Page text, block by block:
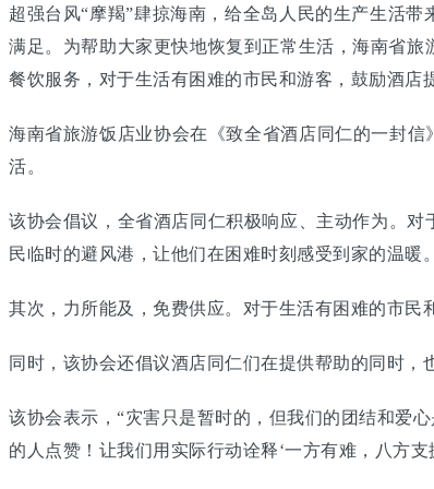
超强台风“摩羯”肆掠海南，给全岛人民的生产生活
满足。为帮助大家更快地恢复到正常生活，海南省
餐饮服务，对于生活有困难的市民和游客，鼓励酒店
海南省旅游饭店业协会在《致全省酒店同仁的一封
活。
该协会倡议，全省酒店同仁积极响应、主动作为。
民临时的避风港，让他们在困难时刻感受到家的温暖。
其次，力所能及，免费供应。对于生活有困难的市民
同时，该协会还倡议酒店同仁们在提供帮助的同时，
该协会表示，“灾害只是暂时的，但我们的团结和爱
的人点赞！让我们用实际行动诠释‘一方有难，八方